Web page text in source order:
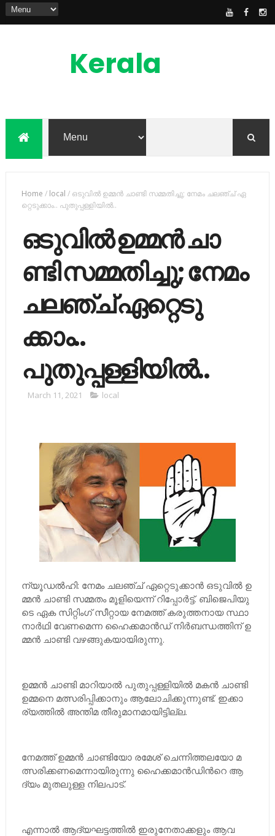
Kerala
Feed
Home / local / ഒ​ടു​വി​ല്‍ ഉ​മ്മ​ന്‍ ചാ​ണ്ടി സ​മ്മ​തി​ച്ചു; നേ​മം ച​ല​ഞ്ച് ഏ​
റ്റെ​ടു​ക്കാം.. പുതുപ്പള്ളിയിൽ..
ഒ​ടു​വി​ല്‍ ഉ​മ്മ​ന്‍ ചാ​
ണ്ടി സ​മ്മ​തി​ച്ചു; നേ​മം
ച​ല​ഞ്ച് ഏ​റ്റെ​ടു​
ക്കാം..
പുതുപ്പള്ളിയിൽ..
March 11, 2021 local
ന്യൂ​ഡ​ല്‍​ഹി: നേ​മം ച​ല​ഞ്ച് ഏ​റ്റെ​ടു​ക്കാ​ന്‍ ഒ​ടു​വി​ല്‍ ഉ​
മ്മ​ന്‍ ചാ​ണ്ടി സ​മ്മ​തം മൂ​ളി​യെ​ന്ന് റി​പ്പോ​ര്‍​ട്ട്. ബി​ജെ​പി​യു​
ടെ ഏ​ക സി​റ്റിം​ഗ് സീ​റ്റാ​യ നേ​മ​ത്ത് ക​രു​ത്ത​നാ​യ സ്ഥാ​
നാ​ര്‍​ഥി വേ​ണ​മെ​ന്ന ഹൈ​ക്ക​മാ​ന്‍​ഡ് നി​ര്‍​ബ​ന്ധ​ത്തി​ന് ഉ​
മ്മ​ന്‍ ചാ​ണ്ടി വ​ഴ​ങ്ങു​ക​യാ​യി​രു​ന്നു.
ഉ​മ്മ​ന്‍ ചാ​ണ്ടി മാ​റി​യാ​ല്‍ പു​തു​പ്പ​ള്ളി​യി​ല്‍ മ​ക​ന്‍ ചാ​ണ്ടി
ഉ​മ്മ​നെ മ​ത്സ​രി​പ്പി​ക്കാ​നും ആ​ലോ​ചി​ക്കു​ന്നു​ണ്ട്. ഇ​ക്കാ​
ര്യ​ത്തി​ല്‍ അ​ന്തി​മ തീ​രു​മാ​ന​മാ​യി​ട്ടി​ല്ല.
നേ​മ​ത്ത് ഉ​മ്മ​ന്‍ ചാ​ണ്ടി​യോ ര​മേ​ശ് ചെ​ന്നി​ത്ത​ല​യോ മ​
ത്സ​രി​ക്ക​ണ​മെ​ന്നാ​യി​രു​ന്നു ഹൈ​ക്ക​മാ​ന്‍​ഡി​ന്‍റെ ആ​
ദ്യം മു​ത​ലു​ള്ള നി​ല​പാ​ട്.
എ​ന്നാ​ല്‍ ആ​ദ്യ​ഘ​ട്ട​ത്തി​ല്‍ ഇ​രു​നേ​താ​ക്ക​ളും ആ​വ​